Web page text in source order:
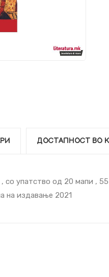
ДОСТАПНОСТ ВО
упатство од 20 мапи ,
на издавање 2021